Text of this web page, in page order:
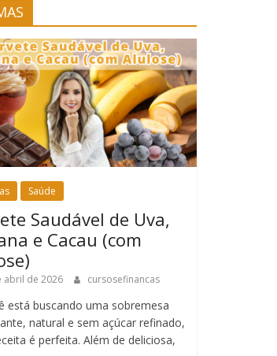
Saúde
Saudável de Uva,
e Cacau (com
abril de 2026 cursosefinancas
está buscando uma sobremesa
natural e sem açúcar refinado,
é perfeita. Além de deliciosa,